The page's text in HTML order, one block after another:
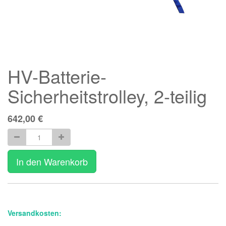
HV-Batterie-
Sicherheitstrolley, 2-teilig
642,00€
In den Warenkorb
Versandkosten: